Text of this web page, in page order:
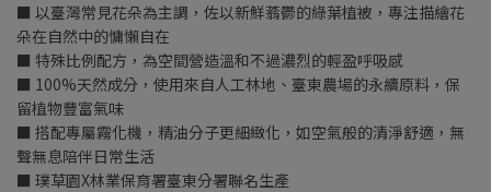
■ 以臺灣常見花朵為主調，佐以新鮮蓊鬱的綠葉植被，專注描繪花
朵在自然中的慵懶自在
■ 特殊比例配方，為空間營造溫和不過濃烈的輕盈呼吸感
■ 100%天然成分，使用來自人工林地、臺東農場的永續原料，保
留植物豐富氣味
■ 搭配專屬霧化機，精油分子更細緻化，如空氣般的清淨舒適，無
聲無息陪伴日常生活
■ 璞草園X林業保育署臺東分署聯名生產